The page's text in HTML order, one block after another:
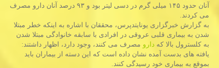
آنان حدود ۱۴۵ میلی گرم در دسی لیتر بود و ۹۳ درصد آنان دارو مصرف
می كردند.
به گزارش خبرگزاری یونایتدپرس، محققان با اشاره به اینكه خطر مبتلا
شدن به بیماری قلبی عروقی در افرادی با سابقه خانوادگی مبتلا شدن
به كلسترول بالا كه دارومصرف می كنند، وجود دارد، اظهار داشتند:
یافته های بدست آمده نشان داده است كه این دسته از بیماران باید
بموقع به بیماری خود رسیدگی كنند.